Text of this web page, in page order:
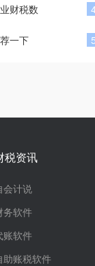
财税数
一下
税资讯
会计说
务软件
账软件
助账税软件